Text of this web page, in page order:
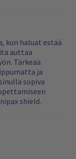
kun haluat estää
auttaa
Tärkeää
ja
sopiva
shield.